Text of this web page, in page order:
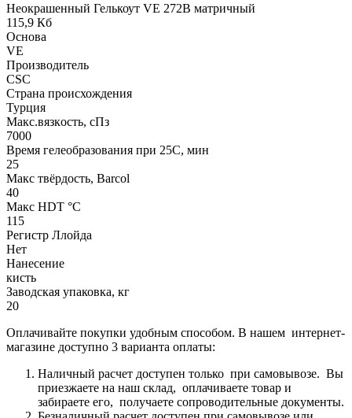
Неокрашенный Гелькоут VE 272B матричный
115,9 Кб
Основа
VE
Производитель
CSC
Страна происхождения
Турция
Макс.вязкoсть, сПз
7000
Время гелеобразования при 25С, мин
25
Макс твёрдость, Barcol
40
Макс HDT °С
115
Регистр Ллойда
Нет
Нанесение
кисть
Заводская упаковка, кг
20
Оплачивайте покупки удобным способом. В нашем интернет-
магазине доступно 3 варианта оплаты:
Наличный расчет доступен только при самовывозе. Вы
приезжаете на наш склад, оплачиваете товар и
забираете его, получаете сопроводительные документы.